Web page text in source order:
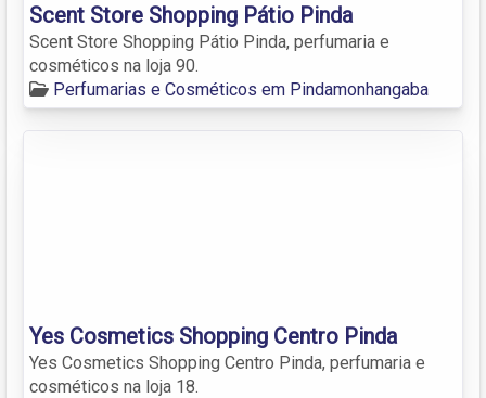
Scent Store Shopping Pátio Pinda
Scent Store Shopping Pátio Pinda, perfumaria e
cosméticos na loja 90.
Perfumarias e Cosméticos em Pindamonhangaba
Yes Cosmetics Shopping Centro Pinda
Yes Cosmetics Shopping Centro Pinda, perfumaria e
cosméticos na loja 18.